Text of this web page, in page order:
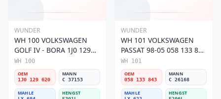
WUNDER
WH 100 VOLKSWAGEN
GOLF IV - BORA 1J0 129
620 Hava Filtresi
WH 100
OEM
1J0 129 620
MANN
C 37153
MAHLE HENGST
WUNDER
WH 101 VOLKSWAGEN
PASSAT 98-05 058 133 843
Hava Filtresi
WH 101
OEM
058 133 843
MANN
C 26168
MAHLE HENGST